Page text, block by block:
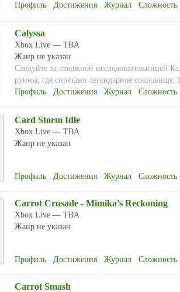
Профиль
Достижения Журнал Сложность
Calyssa
Xbox Live — TBA
Жанр не указан
Следуйте за отважной исследовательницей
руины, где спрятано легендарное
Профиль
Достижения Журнал Сложность
Card Storm Idle
Xbox Live — TBA
Жанр не указан
Профиль Достижения Журнал Сложность
Carrot Crusade - Mimika's Reckoning
Xbox Live — TBA
Жанр не указан
Профиль Достижения Журнал Сложность
Carrot Smash